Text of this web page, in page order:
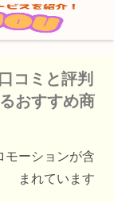
コミと評判
おすすめ商
モーションが含
まれています